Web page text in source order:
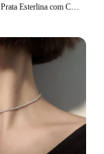
925 Colar de Prata Esterlina com Contas Geométricas Simples para Mulheres, Gargantilha Brilhante e Delicada, Cadeia Clavícula, Jóias da Moda